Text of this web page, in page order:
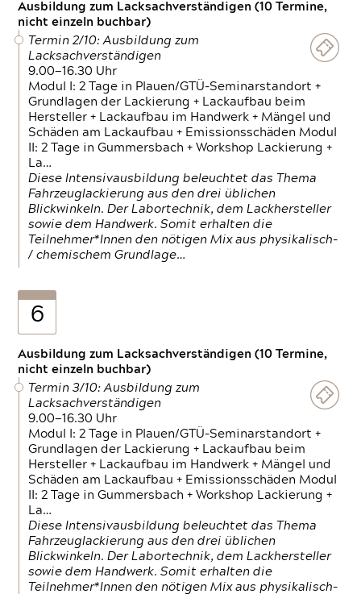
Ausbildung zum Lacksachverständigen (10 Termine,
nicht einzeln buchbar)
Termin 2/10: Ausbildung zum
Lacksachverständigen
9.00—16.30 Uhr
Modul I: 2 Tage in Plauen/GTÜ-Seminarstandort +
Grundlagen der Lackierung + Lackaufbau beim
Hersteller + Lackaufbau im Handwerk + Mängel und
Schäden am Lackaufbau + Emissionsschäden Modul
II: 2 Tage in Gummersbach + Workshop Lackierung +
La…
Diese Intensivausbildung beleuchtet das Thema
Fahrzeuglackierung aus den drei üblichen
Blickwinkeln. Der Labortechnik, dem Lackhersteller
sowie dem Handwerk. Somit erhalten die
Teilnehmer*Innen den nötigen Mix aus physikalisch-
/ chemischem Grundlage…
6
Ausbildung zum Lacksachverständigen (10 Termine,
nicht einzeln buchbar)
Termin 3/10: Ausbildung zum
Lacksachverständigen
9.00—16.30 Uhr
Modul I: 2 Tage in Plauen/GTÜ-Seminarstandort +
Grundlagen der Lackierung + Lackaufbau beim
Hersteller + Lackaufbau im Handwerk + Mängel und
Schäden am Lackaufbau + Emissionsschäden Modul
II: 2 Tage in Gummersbach + Workshop Lackierung +
La…
Diese Intensivausbildung beleuchtet das Thema
Fahrzeuglackierung aus den drei üblichen
Blickwinkeln. Der Labortechnik, dem Lackhersteller
sowie dem Handwerk. Somit erhalten die
Teilnehmer*Innen den nötigen Mix aus physikalisch-